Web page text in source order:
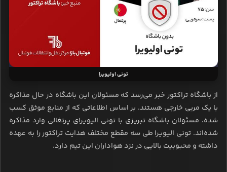
تونی اولیویرا
از باشگاه تراکتور خبر می‌رسد که مسئولان این باشگاه در حال مذاکره
با یک مربی خارجی هستند. بر اساس اطلاعاتی که از منابع موثق کسب
شده، مسئولان باشگاه تبریزی با تونی الیویرای پرتغالی وارد مذاکره
شده‌اند. تونی الیویرا طی سه مقطع مختلف هدایت تراکتور را به عهده
داشته و محبوبیت بالایی در نزد هواداران این تیم دارد.